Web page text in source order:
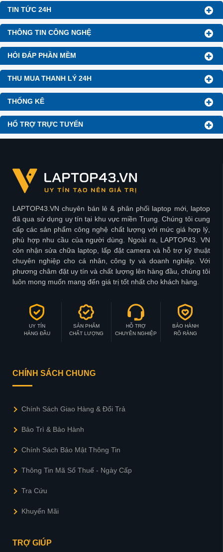
TIN TỨC 24H
THÔNG TIN CÔNG NGHỆ
HỎI ĐÁP PHẦN MỀM
THU MUA THANH LÝ 24H
THỐNG KÊ
HỔ TRỢ TRỰC TUYẾN
LAPTOP43.VN chuyên bán lẻ & phân phối laptop mới, laptop
đã qua sử dụng uy tín tại khu vực miền Trung. Chúng tôi cung
cấp các sản phẩm công nghệ chất lượng với mức giá hợp lý,
phù hợp nhu cầu của người dùng. Ngoài ra, LAPTOP43. VN
còn nhận sửa chữa laptop, lấp đặt camera và hỗ trợ kỹ thuật
chuyên nghiệp cho cá nhân, công ty và doanh nghiệp. Với
phương châm đặt uy tín và chất lượng lên hàng đầu, chúng tôi
luôn mong muốn mang đến giá trị tốt nhất cho khách hàng.
UY TÍN
HÀNG ĐẦU
SẢN PHẨM
CHẤT LƯỢNG
HỖ TRỢ
CHUYÊN NGHIỆP
BẢO HÀNH
RÕ RÀNG
CHÍNH SÁCH CHUNG
Chính Sách Giao Hàng & Đổi Trả
Bảo Trì & Bảo Hành
Chính Sách Bảo Mật Thông Tin
Thông Tin Mã Số Thuế - Ngày Cấp
Tra Cứu
Khuyến Mãi
TRỢ GIÚP